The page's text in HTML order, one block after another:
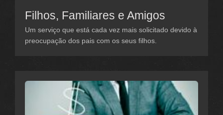
Filhos, Familiares e Amigos
Um serviço que está cada vez mais solicitado devido à
preocupação dos pais com os seus filhos.